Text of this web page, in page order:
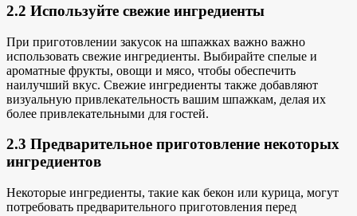
2.2 Используйте свежие ингредиенты
При приготовлении закусок на шпажках важно важно
использовать свежие ингредиенты. Выбирайте спелые и
ароматные фрукты, овощи и мясо, чтобы обеспечить
наилучший вкус. Свежие ингредиенты также добавляют
визуальную привлекательность вашим шпажкам, делая их
более привлекательными для гостей.
2.3 Предварительное приготовление некоторых
ингредиентов
Некоторые ингредиенты, такие как бекон или курица, могут
потребовать предварительного приготовления перед